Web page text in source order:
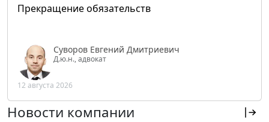
Прекращение обязательств
Суворов Евгений Дмитриевич
Д.ю.н., адвокат
12 августа 2026
Новости компании